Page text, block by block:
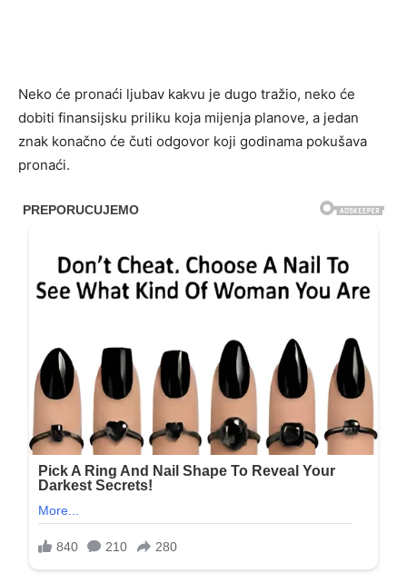
Neko će pronaći ljubav kakvu je dugo tražio, neko će
dobiti finansijsku priliku koja mijenja planove, a jedan
znak konačno će čuti odgovor koji godinama pokušava
pronaći.